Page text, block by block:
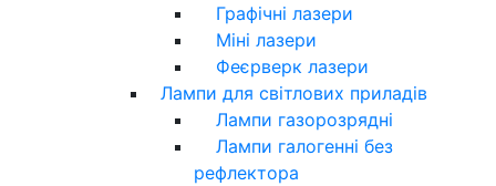
Графічні лазери
Міні лазери
Феєрверк лазери
Лампи для світлових приладів
Лампи газорозрядні
Лампи галогенні без
рефлектора